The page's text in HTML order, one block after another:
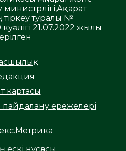
тіркеу туралы №
21.07.2022 жылы
картасы
ережелері